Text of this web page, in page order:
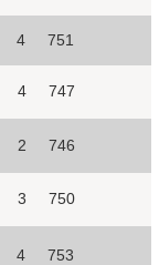
4 751
4 747
2 746
3 750
4 753